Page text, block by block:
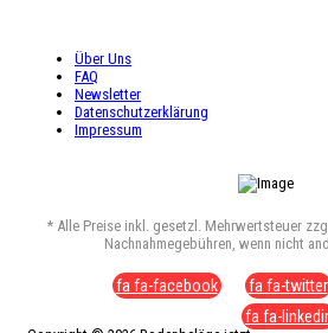
Über Uns
FAQ
Newsletter
Datenschutzerklärung
Impressum
* Alle Preise inkl. gesetzl. Mehrwertsteuer
Nachnahmegebühren, wenn nicht
fa fa-facebook fa fa-twitter
fa fa-